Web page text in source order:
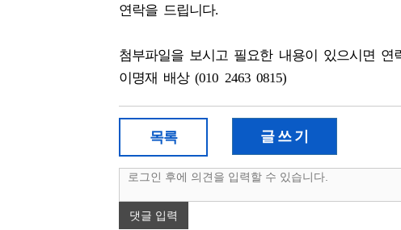
연락을 드립니다.
첨부파일을 보시고 필요한 내용이 있으시면 연
이명재 배상 (010 2463 0815)
목록 글 쓰 기
댓글 입력